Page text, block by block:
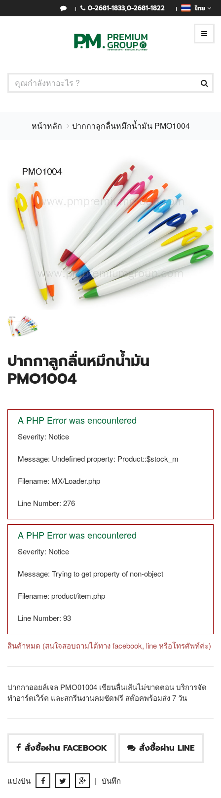
0-2681-1833,0-2681-1822 ไทย
หน้าหลัก ปากกาลูกลื่นหมึกน้ำมัน PMO1004
ปากกาลูกลื่นหมึกน้ำมัน
PMO1004
A PHP Error was encountered
Severity: Notice
Message: Undefined property: Product::$stock_m
Filename: MX/Loader.php
Line Number: 276
A PHP Error was encountered
Severity: Notice
Message: Trying to get property of non-object
Filename: product/item.php
Line Number: 93
สินค้าหมด (สนใจสอบถามได้ทาง facebook, line หรือโทรศัพท์ค่ะ)
ปากกาออยล์เจล PMO01004 เขียนลื่นเส้นไม่ขาดตอน บริการจัด
ทำอาร์ตเวิร์ค และสกรีนงานคมชัดฟรี สต๊อคพร้อมส่ง 7 วัน
สั่งซื้อผ่าน FACEBOOK สั่งซื้อผ่าน LINE
แบ่งปัน | บันทึก